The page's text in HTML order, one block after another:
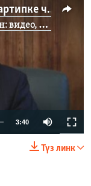
Келдибеков журналисттерди тартипке чакырды
кабарлар
3:40
Түз линк